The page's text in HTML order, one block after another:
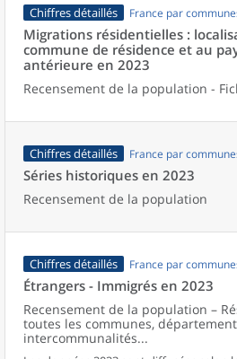
Chiffres détaillés France par
Migrations résidentielles :
commune de résidence et au
antérieure en 2023
Recensement de la population -
Chiffres détaillés France par
Séries historiques en 2023
Recensement de la population
Chiffres détaillés France par
Étrangers - Immigrés en 2023
Recensement de la population –
toutes les communes,
intercommunalités...